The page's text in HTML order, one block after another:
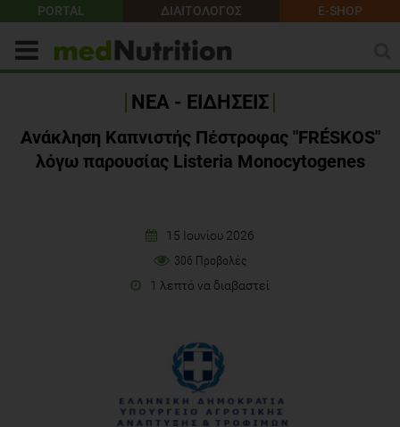
PORTAL ΔΙΑΙΤΟΛΟΓΟΣ E-SHOP
ΝΕΑ - ΕΙΔΗΣΕΙΣ
Ανάκληση Καπνιστής Πέστροφας "FRÉSKOS"
λόγω παρουσίας Listeria Monocytogenes
15 Ιουνίου 2026
306 Προβολές
1 λεπτό να διαβαστεί